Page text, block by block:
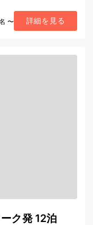
〜 詳細を見る
ク発 12泊